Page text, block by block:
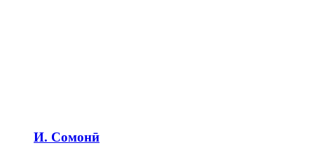
И. Сомонӣ